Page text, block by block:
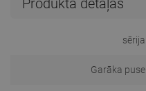
sērija
Garāka puse